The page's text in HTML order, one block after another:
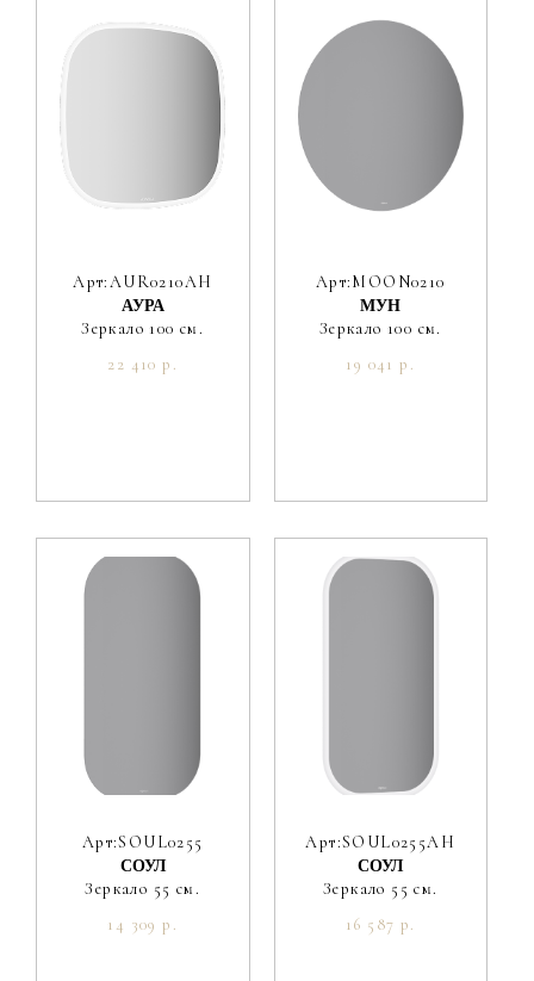
Цвет производителя
Ориентация
Универсальная
Вес умывальника, кг
Арт:AUR0210AH
АУРА
Зеркало 100 см.
22 410 р.
Арт:MOON0210
МУН
Зеркало 100 см.
19 041 р.
Арт:SOUL0255
СОУЛ
Зеркало 55 см.
14 309 р.
Арт:SOUL0255AH
СОУЛ
Зеркало 55 см.
16 587 р.